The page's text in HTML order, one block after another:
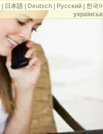
日本語| Deutsch| Русский|
한국